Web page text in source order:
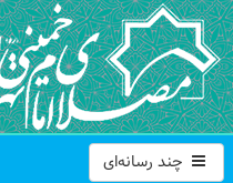
چند رسانه‌ای